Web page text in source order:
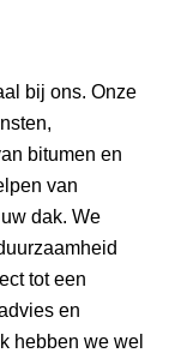
bij ons. Onze
bitumen en
van
dak. We
tot een
en
hebben we wel